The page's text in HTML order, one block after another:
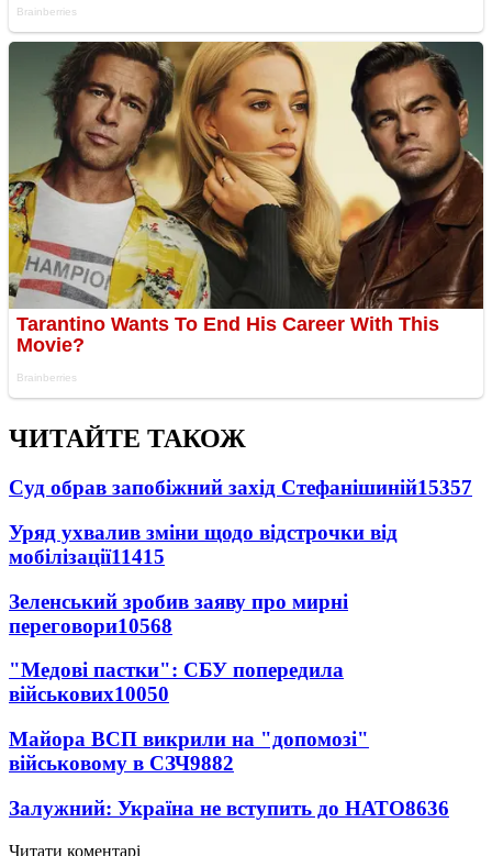
ЧИТАЙТЕ ТАКОЖ
Суд обрав запобіжний захід Стефанішиній15357
Уряд ухвалив зміни щодо відстрочки від
мобілізації11415
Зеленський зробив заяву про мирні
переговори10568
"Медові пастки": СБУ попередила
військових10050
Майора ВСП викрили на "допомозі"
військовому в СЗЧ9882
Залужний: Україна не вступить до НАТО8636
Читати коментарі